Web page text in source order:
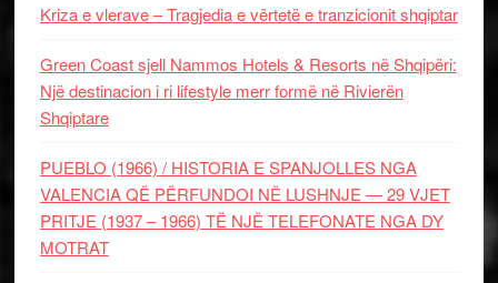
Kriza e vlerave – Tragjedia e vërtetë e tranzicionit shqiptar
Green Coast sjell Nammos Hotels & Resorts në Shqipëri:
Një destinacion i ri lifestyle merr formë në Rivierën
Shqiptare
PUEBLO (1966) / HISTORIA E SPANJOLLES NGA
VALENCIA QË PËRFUNDOI NË LUSHNJE — 29 VJET
PRITJE (1937 – 1966) TË NJË TELEFONATE NGA DY
MOTRAT